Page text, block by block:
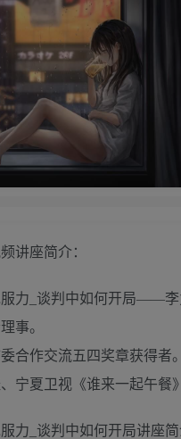
讲座简介：
服力_谈判中如何开局——
事。
合作交流五四奖章获得
宁夏卫视《谁来一起午餐
力_谈判中如何开局讲座简